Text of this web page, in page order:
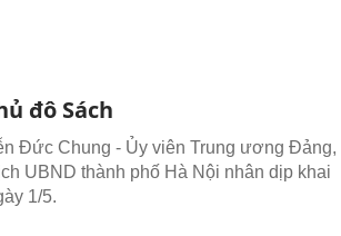
đô Sách
Đức Chung - Ủy viên Trung ương Đảng,
UBND thành phố Hà Nội nhân dịp khai
1/5.